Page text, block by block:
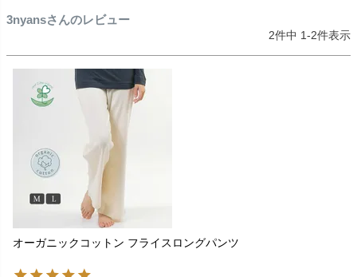
3nyansさんのレビュー
2件中 1-2件表示
オーガニックコットン フライスロングパンツ